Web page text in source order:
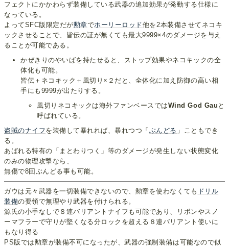
フェクトにかかわらず装備している武器の追加効果が発動する仕様に
なっている。
よってSFC版限定だが勲章でホーリーロッド他を2本装備させてネコキ
ックさせることで、皆伝の証が無くても最大9999×4のダメージを与え
ることが可能である。
かぜきりのやいばを持たせると、ストップ効果やネコキックの全
体化も可能。
皆伝＋ネコキック＋風切り×２だと、全体化に加え防御の高い相
手にも9999が出たりする。
風切りネコキックは海外ファンベースではWind God Gau と
呼ばれている。
盗賊のナイフを装備して暴れれば、暴れつつ「 ぶんどる 」こともでき
る。
あばれる特有の「まとわりつく」等のダメージが発生しない状態変化
のみの物理攻撃なら、
無傷で8回ぶんどる事も可能。
ガウは元々武器を一切装備できないので、勲章を使わなくても ドリル
装備の要領で無理やり武器を付けられる。
源氏の小手なしで８連バリアントナイフも可能であり、リボンやスノ
ーマフラーで守りが堅くなる分ロックを超える８連バリアント使いに
もなり得る
PS版では勲章が装備不可になったが、武器の強制装備は可能なので似